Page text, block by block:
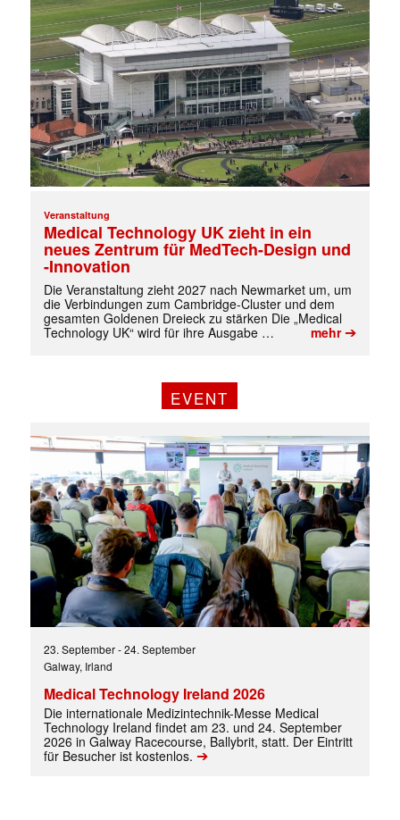
Mit dem |transkript-Newsletter
jede Woche aktuell informiert.
E-
(erforderlich)
Veranstaltung
Medical Technology UK zieht in ein
neues Zentrum für MedTech-Design und
-Innovation
Die Veranstaltung zieht 2027 nach Newmarket um, um
die Verbindungen zum Cambridge-Cluster und dem
gesamten Goldenen Dreieck zu stärken Die „Medical
Technology UK“ wird für ihre Ausgabe …
mehr➔
EVENT
23. September-24. September
Galway, Irland
Medical Technology Ireland 2026
Die internationale Medizintechnik-Messe Medical
Technology Ireland findet am 23. und 24. September
2026 in Galway Racecourse, Ballybrit, statt. Der Eintritt
für Besucher ist kostenlos. ➔